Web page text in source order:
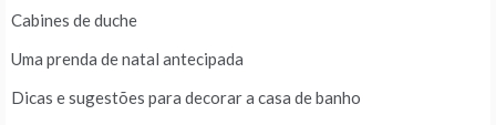
Cabines de duche
Uma prenda de natal antecipada
Dicas e sugestões para decorar a casa de banho